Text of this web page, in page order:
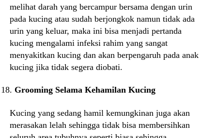
melihat darah yang bercampur bersama dengan urin
pada kucing atau sudah berjongkok namun tidak ada
urin yang keluar, maka ini bisa menjadi pertanda
kucing mengalami infeksi rahim yang sangat
menyakitkan kucing dan akan berpengaruh pada anak
kucing jika tidak segera diobati.
Grooming Selama Kehamilan Kucing
Kucing yang sedang hamil kemungkinan juga akan
merasakan lelah sehingga tidak bisa membersihkan